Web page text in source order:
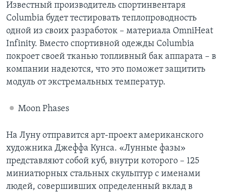
Известный производитель спортинвентаря
Columbia будет тестировать теплопроводность
одной из своих разработок – материала OmniHeat
Infinity. Вместо спортивной одежды Columbia
покроет своей тканью топливный бак аппарата – в
компании надеются, что это поможет защитить
модуль от экстремальных температур.
Moon Phases
На Луну отправится арт-проект американского
художника Джеффа Кунса. «Лунные фазы»
представляют собой куб, внутри которого – 125
миниатюрных стальных скульптур с именами
людей, совершивших определенный вклад в